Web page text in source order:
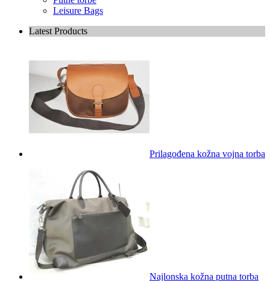
Leisure Bags
Latest Products
Prilagođena kožna vojna torba
Najlonska kožna putna torba